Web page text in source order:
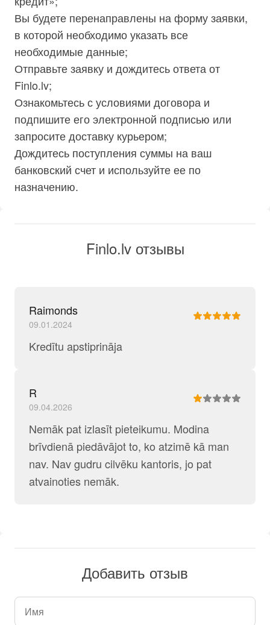
Вы будете перенаправлены на форму заявки,
в которой необходимо указать все
необходимые данные;
Отправьте заявку и дождитесь ответа от
Finlo.lv;
Ознакомьтесь с условиями договора и
подпишите его электронной подписью или
запросите доставку курьером;
Дождитесь поступления суммы на ваш
банковский счет и используйте ее по
назначению.
Finlo.lv отзывы
Raimonds
09.01.2024
Kredītu apstiprināja
R
09.04.2026
Nemāk pat izlasīt pieteikumu. Modina
brīvdienā piedāvājot to, ko atzimē kā man
nav. Nav gudru cilvēku kantoris, jo pat
atvainoties nemāk.
Добавить отзыв